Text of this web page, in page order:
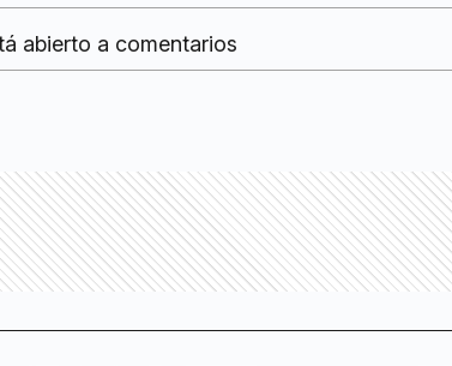
abierto a comentarios